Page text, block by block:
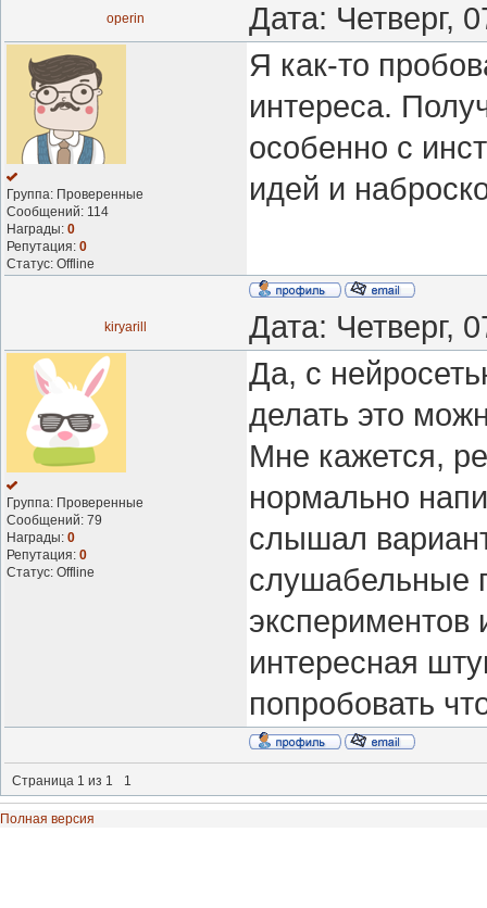
operin Дата: Четверг,
Группа: Проверенные
Сообщений: 114
Награды: 0
Репутация: 0
Статус: Offline
Я как-то
интереса.
особенно с
идей и
kiryarill Дата: Четверг,
Группа: Проверенные
Сообщений: 79
Награды: 0
Репутация: 0
Статус: Offline
Да, с
делать это
Мне кажется,
нормально
слышал
слушабельные
экспериментов
интересная
попробовать
Страница 1 из 1 1
Полная версия